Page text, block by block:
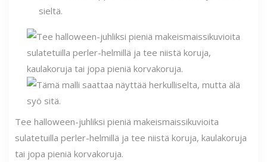
sieltä.
Tee halloween-juhliksi pieniä makeismaissikuvioita
sulatetuilla perler-helmillä ja tee niistä koruja, kaulakoruja
tai jopa pieniä korvakoruja.